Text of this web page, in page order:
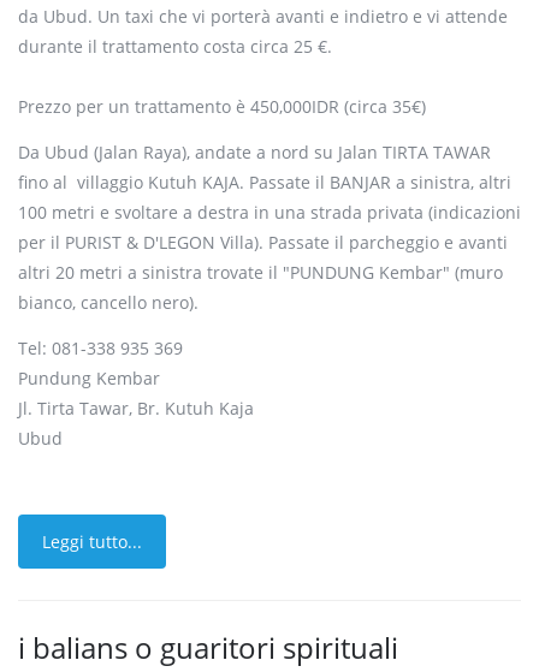
da Ubud. Un taxi che vi porterà avanti e indietro e vi attende
durante il trattamento costa circa 25 €.
Prezzo per un trattamento è 450,000IDR (circa 35€)
Da Ubud (Jalan Raya), andate a nord su Jalan TIRTA TAWAR
fino al villaggio Kutuh KAJA. Passate il BANJAR a sinistra, altri
100 metri e svoltare a destra in una strada privata (indicazioni
per il PURIST & D'LEGON Villa). Passate il parcheggio e avanti
altri 20 metri a sinistra trovate il "PUNDUNG Kembar" (muro
bianco, cancello nero).
Tel: 081-338 935 369
Pundung Kembar
Jl. Tirta Tawar, Br. Kutuh Kaja
Ubud
Leggi tutto...
i balians o guaritori spirituali